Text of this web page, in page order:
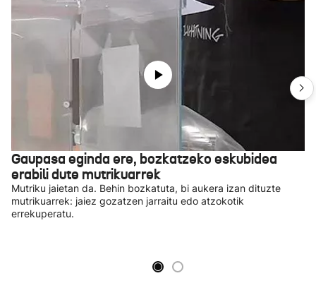
Gaupasa eginda ere, bozkatzeko eskubidea
erabili dute mutrikuarrek
Mutriku jaietan da. Behin bozkatuta, bi aukera izan dituzte
mutrikuarrek: jaiez gozatzen jarraitu edo atzokotik
errekuperatu.